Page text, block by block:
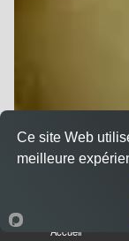
Accueil
Ce site Web
meilleure